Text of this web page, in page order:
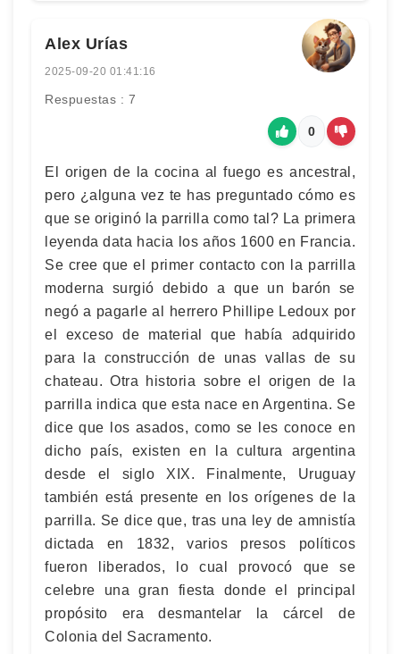
Alex Urías
2025-09-20 01:41:16
Respuestas : 7
0
El origen de la cocina al fuego es ancestral,
pero ¿alguna vez te has preguntado cómo es
que se originó la parrilla como tal? La primera
leyenda data hacia los años 1600 en Francia.
Se cree que el primer contacto con la parrilla
moderna surgió debido a que un barón se
negó a pagarle al herrero Phillipe Ledoux por
el exceso de material que había adquirido
para la construcción de unas vallas de su
chateau. Otra historia sobre el origen de la
parrilla indica que esta nace en Argentina. Se
dice que los asados, como se les conoce en
dicho país, existen en la cultura argentina
desde el siglo XIX. Finalmente, Uruguay
también está presente en los orígenes de la
parrilla. Se dice que, tras una ley de amnistía
dictada en 1832, varios presos políticos
fueron liberados, lo cual provocó que se
celebre una gran fiesta donde el principal
propósito era desmantelar la cárcel de
Colonia del Sacramento.